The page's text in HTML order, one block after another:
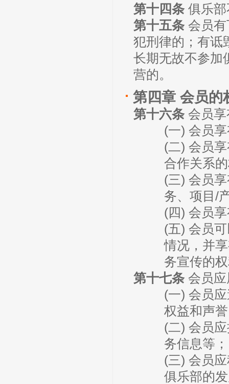
第十四条 俱乐
第十五条 会员
犯刑律的；有诋
长期无故不参加
营的。
第四章 会员的
第十六条 会员
(一) 会员
(二) 会员
合作关系
(三) 会员
务、项目/
(四) 会员
(五) 会员
情况，并
务宣传的
第十七条 会员
(一) 会员
权益和声
(二) 会员
务信息等；
(三) 会员
俱乐部的